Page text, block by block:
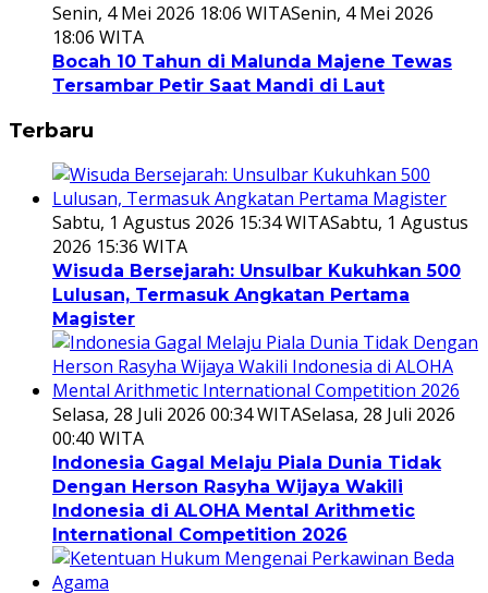
Senin, 4 Mei 2026 18:06 WITASenin, 4 Mei 2026
18:06 WITA
Bocah 10 Tahun di Malunda Majene Tewas
Tersambar Petir Saat Mandi di Laut
Terbaru
Sabtu, 1 Agustus 2026 15:34 WITASabtu, 1 Agustus
2026 15:36 WITA
Wisuda Bersejarah: Unsulbar Kukuhkan 500
Lulusan, Termasuk Angkatan Pertama
Magister
Selasa, 28 Juli 2026 00:34 WITASelasa, 28 Juli 2026
00:40 WITA
Indonesia Gagal Melaju Piala Dunia Tidak
Dengan Herson Rasyha Wijaya Wakili
Indonesia di ALOHA Mental Arithmetic
International Competition 2026